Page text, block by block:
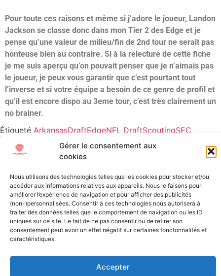
Gérer le consentement aux
cookies
Nous utilisons des technologies telles que les cookies pour stocker et/ou
accéder aux informations relatives aux appareils. Nous le faisons pour
améliorer l’expérience de navigation et pour afficher des publicités
(non-)personnalisées. Consentir à ces technologies nous autorisera à
traiter des données telles que le comportement de navigation ou les ID
uniques sur ce site. Le fait de ne pas consentir ou de retirer son
consentement peut avoir un effet négatif sur certaines fonctonnalités et
caractéristiques.
Accepter
Pour toute ces raisons et même si j’adore le joueur, Landon
Jackson se classe donc dans mon Tier 2 des Edge et je
pense qu’une valeur de milieu/fin de 2nd tour ne serait pas
honteuse bien au contraire. Si à la relecture de cette fiche
je me suis aperçu qu’on pouvait penser que je n’aimais pas
le joueur, je peux vous garantir que c’est pourtant tout
l’inverse et si votre équipe a besoin de ce genre de profil et
qu’il est encore dispo au 3eme tour, c’est très clairement un
no brainer.
Étiqueté ArkansasDraftEdgeNFL DraftScoutingSEC
All Texts Rights Reserved © 2023
Tous les textes présents sur ce site sont protégés par les droits
d’auteur. Il est interdit de reproduire, distribuer ou utiliser de
quelque manière que ce soit ces éléments sans l’autorisation
expresse de leurs propriétaires.